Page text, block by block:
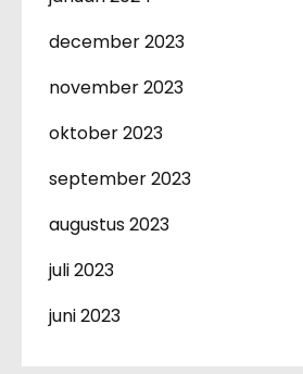
december 2023
november 2023
oktober 2023
september 2023
augustus 2023
juli 2023
juni 2023